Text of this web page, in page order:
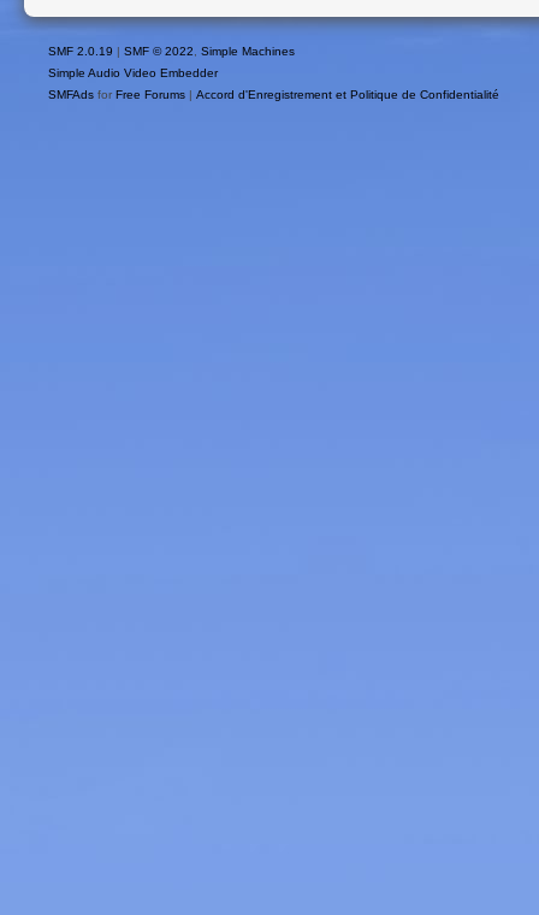
SMF 2.0.19 | SMF © 2022, Simple Machines
Simple Audio Video Embedder
SMFAds for Free Forums | Accord d'Enregistrement et Politique de Confidentialité